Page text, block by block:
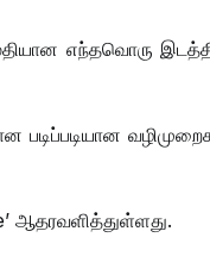
எந்தவொரு
படிப்படியான
ஆதரவளித்துள்ளது.